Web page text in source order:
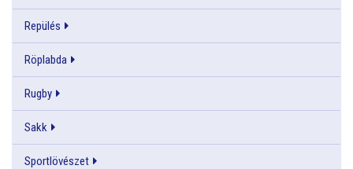
Repülés
Röplabda
Rugby
Sakk
Sportlövészet